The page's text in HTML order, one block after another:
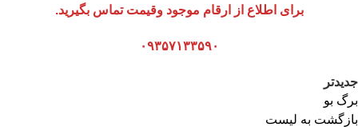
برای اطلاع از ارقام موجود وقیمت تماس بگیرید.
۰۹۳۵۷۱۳۳۵۹۰
جدیدتر
برگ بو
بازگشت به لیست